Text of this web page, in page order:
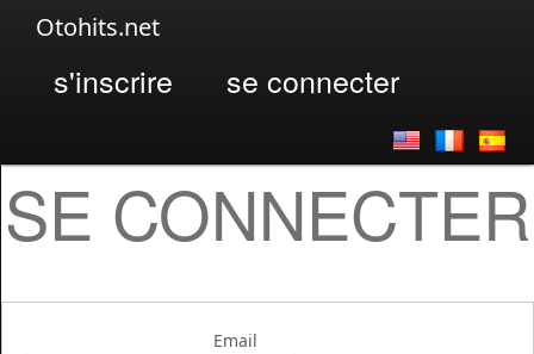
Otohits.net
s'inscrire se connecter
SE CONNECTER
Email